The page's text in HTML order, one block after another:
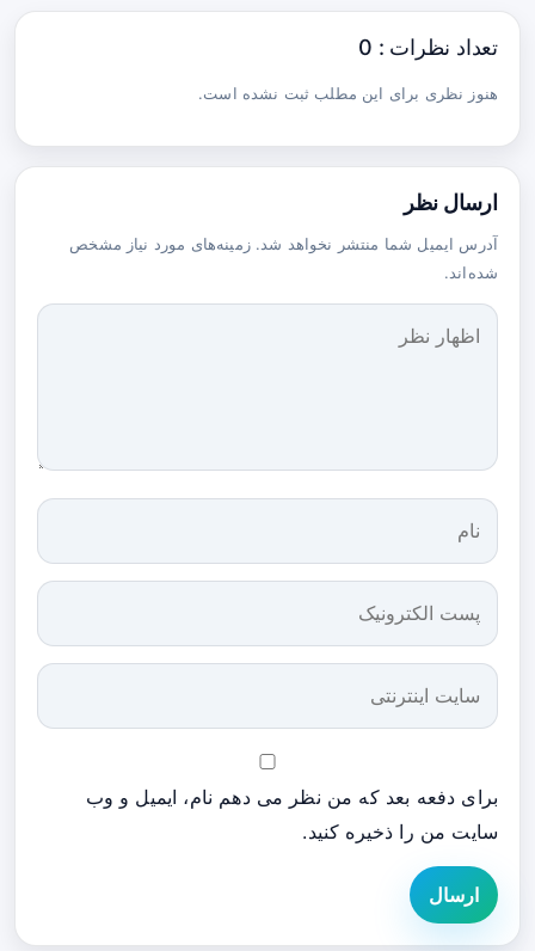
تعداد نظرات : 0
هنوز نظری برای این مطلب ثبت نشده است.
ارسال نظر
آدرس ایمیل شما منتشر نخواهد شد. زمینه‌های مورد نیاز مشخص
شده‌اند.
برای دفعه بعد که من نظر می دهم نام، ایمیل و وب
سایت من را ذخیره کنید.
ارسال